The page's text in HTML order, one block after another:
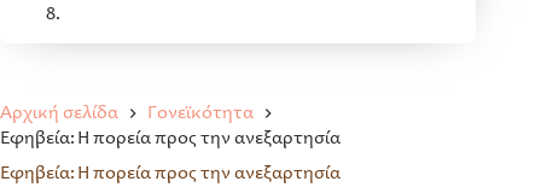
Αρχική σελίδα
Γονεϊκότητα
Εφηβεία: Η πορεία προς την ανεξαρτησία
Εφηβεία: Η πορεία προς την ανεξαρτησία